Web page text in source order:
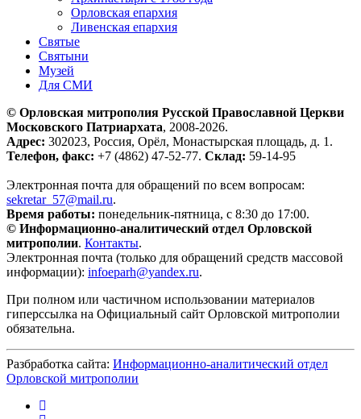
Орловская епархия
Ливенская епархия
Святые
Святыни
Музей
Для СМИ
© Орловская митрополия Русской Православной Церкви
Московского Патриархата, 2008-2026.
Адрес: 302023, Россия, Орёл, Монастырская площадь, д. 1.
Телефон, факс: +7 (4862) 47-52-77. Склад: 59-14-95
Электронная почта для обращений по всем вопросам:
sekretar_57@mail.ru.
Время работы: понедельник-пятница, с 8:30 до 17:00.
© Информационно-аналитический отдел Орловской
митрополии. Контакты.
Электронная почта (только для обращений средств массовой
информации): infoeparh@yandex.ru.
При полном или частичном использовании материалов
гиперссылка на Официальный сайт Орловской митрополии
обязательна.
Разбработка сайта: Информационно-аналитический отдел
Орловской митрополии